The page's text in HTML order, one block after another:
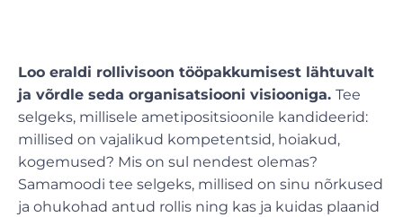
Loo eraldi rollivisoon tööpakkumisest lähtuvalt
ja võrdle seda organisatsiooni visiooniga. Tee
selgeks, millisele ametipositsioonile kandideerid:
millised on vajalikud kompetentsid, hoiakud,
kogemused? Mis on sul nendest olemas?
Samamoodi tee selgeks, millised on sinu nõrkused
ja ohukohad antud rollis ning kas ja kuidas plaanid